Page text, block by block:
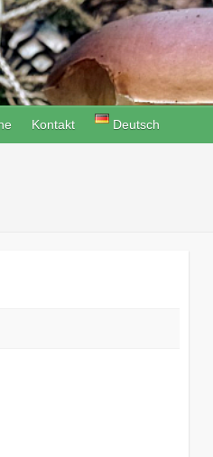
Kontakt Deutsch